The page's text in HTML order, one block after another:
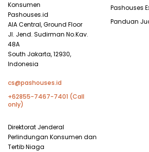
Konsumen
Pashouses.id
AIA Central, Ground Floor
Jl. Jend. Sudirman No.Kav.
48A
South Jakarta, 12930,
Indonesia
cs@pashouses.id
+62855-7467-7401 (Call
only)
Direktorat Jenderal
Perlindungan Konsumen dan
Tertib Niaga
Pashouses
Panduan